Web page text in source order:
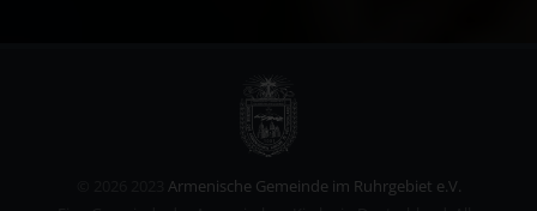
Armenische Gemeinde im Ruhrgebiet e.V.